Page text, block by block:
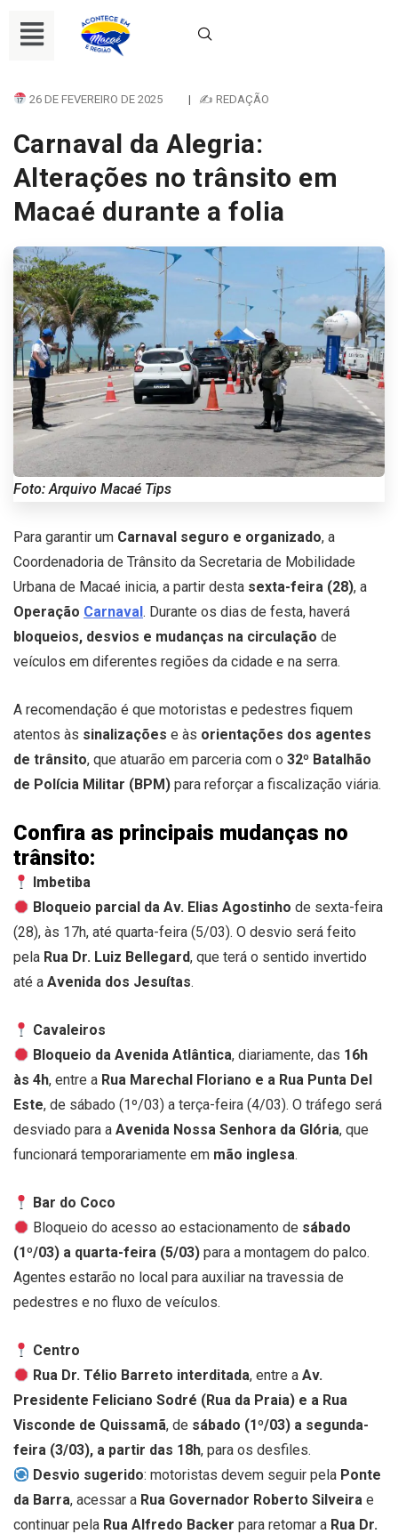
26 DE FEVEREIRO DE 2025 | ✍ REDAÇÃO
Carnaval da Alegria:
Alterações no trânsito em
Macaé durante a folia
Foto: Arquivo Macaé Tips
Para garantir um Carnaval seguro e organizado, a
Coordenadoria de Trânsito da Secretaria de Mobilidade
Urbana de Macaé inicia, a partir desta sexta-feira (28), a
Operação Carnaval. Durante os dias de festa, haverá
bloqueios, desvios e mudanças na circulação de
veículos em diferentes regiões da cidade e na serra.
A recomendação é que motoristas e pedestres fiquem
atentos às sinalizações e às orientações dos agentes
de trânsito, que atuarão em parceria com o 32º Batalhão
de Polícia Militar (BPM) para reforçar a fiscalização viária.
Confira as principais mudanças no
trânsito:
Imbetiba
Bloqueio parcial da Av. Elias Agostinho de sexta-feira
(28), às 17h, até quarta-feira (5/03). O desvio será feito
pela Rua Dr. Luiz Bellegard, que terá o sentido invertido
até a Avenida dos Jesuítas.
Cavaleiros
Bloqueio da Avenida Atlântica, diariamente, das 16h
às 4h, entre a Rua Marechal Floriano e a Rua Punta Del
Este, de sábado (1º/03) a terça-feira (4/03). O tráfego será
desviado para a Avenida Nossa Senhora da Glória, que
funcionará temporariamente em mão inglesa.
Bar do Coco
Bloqueio do acesso ao estacionamento de sábado
(1º/03) a quarta-feira (5/03) para a montagem do palco.
Agentes estarão no local para auxiliar na travessia de
pedestres e no fluxo de veículos.
Centro
Rua Dr. Télio Barreto interditada, entre aAv.
Presidente Feliciano Sodré (Rua da Praia) e a Rua
Visconde de Quissamã, de sábado (1º/03) a segunda-
feira (3/03), a partir das 18h, para os desfiles.
Desvio sugerido: motoristas devem seguir pela Ponte
da Barra, acessar a Rua Governador Roberto Silveira e
continuar pela Rua Alfredo Backer para retomar a Rua Dr.